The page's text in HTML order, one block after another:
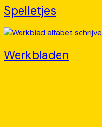
Spelletjes
Werkbladen